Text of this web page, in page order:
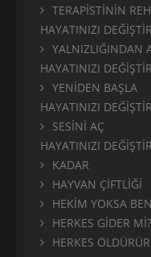
TERAPİSTİNİN
HAYATINIZI
YALNIZLIĞINDAN
HAYATINIZI
YENİDEN BAŞLA
HAYATINIZI
SESİNİ AÇ
HAYATINIZI
KADAR
HAYVAN ÇİFTLİĞİ
HEKİM YOKSA
HERKES GİDER Mİ?
HERKES